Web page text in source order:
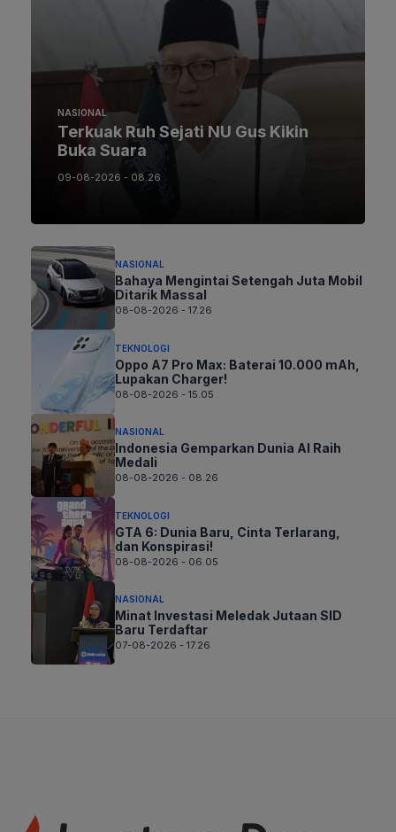
NASIONAL
Terkuak Ruh Sejati NU Gus Kikin
Buka Suara
09-08-2026 - 08.26
NASIONAL
Bahaya Mengintai Setengah Juta Mobil
Ditarik Massal
08-08-2026 - 17.26
TEKNOLOGI
Oppo A7 Pro Max: Baterai 10.000 mAh,
Lupakan Charger!
08-08-2026 - 15.05
NASIONAL
Indonesia Gemparkan Dunia AI Raih
Medali
08-08-2026 - 08.26
TEKNOLOGI
GTA 6: Dunia Baru, Cinta Terlarang,
dan Konspirasi!
08-08-2026 - 06.05
NASIONAL
Minat Investasi Meledak Jutaan SID
Baru Terdaftar
07-08-2026 - 17.26